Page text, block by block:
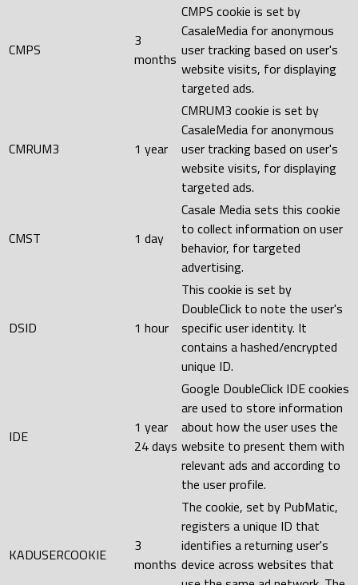
CMPS
3
months
CMPS cookie is set by
CasaleMedia for anonymous
user tracking based on user's
website visits, for displaying
targeted ads.
CMRUM3 1 year
CMRUM3 cookie is set by
CasaleMedia for anonymous
user tracking based on user's
website visits, for displaying
targeted ads.
CMST 1 day
Casale Media sets this cookie
to collect information on user
behavior, for targeted
advertising.
DSID 1 hour
This cookie is set by
DoubleClick to note the user's
specific user identity. It
contains a hashed/encrypted
unique ID.
IDE
1 year
24 days
Google DoubleClick IDE cookies
are used to store information
about how the user uses the
website to present them with
relevant ads and according to
the user profile.
KADUSERCOOKIE
3
months
The cookie, set by PubMatic,
registers a unique ID that
identifies a returning user's
device across websites that